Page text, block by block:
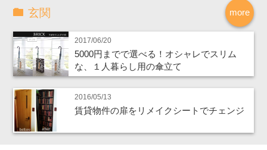
more
玄関
2017/06/20
5000円までで選べる！オシャレでスリム
な、１人暮らし用の傘立て
2016/05/13
賃貸物件の扉をリメイクシートでチェンジ